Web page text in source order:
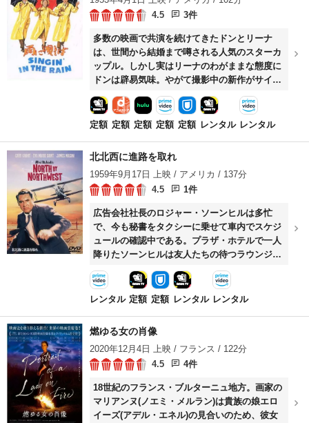
4.5
3件
多数の映画で共演を続けてきたドンとリーナ
は、世間から結婚まで噂される人気のスターカ
ップル。しかし実はリーナのわがままな態度に
ドンは辟易気味。やがて撮影中の新作がサイレ
ントからトーキーへと製作方針を変え、ドンは
声質がよくないリーナに代わって、知り合った
ばかりであるコーラスガール、キャシーに歌の
が、意地悪なリーナはその手柄を独り占めしよ
うとする。
定額 定額 定額 定額 定額 レンタル レンタル
北北西に進路を取れ
1959年9月17日 上映 / アメリカ / 137分
4.5
1件
広告会社社長のロジャー・ソーンヒルは多忙
で、今も秘書をタクシーに乗せて車内でスケジ
ュールの確認中である。プラザ・ホテルで一人
降りたソーンヒルは友人たちの待つラウンジへ
向う。酒を飲む前に電報を打つ用事を思い出し
たソーンヒルはボーイに向って手を挙げるが、
その手と”お客様のジョージ・カプラン様”の呼
人知れず車に乗せる。それはNYからラシュモア
山までの苦難の道のりの始まりであった。
レンタル 定額 定額 レンタル レンタル
燃ゆる女の肖像
2020年12月4日 上映 / フランス / 122分
4.5
4件
18世紀のフランス・ブルターニュ地方。画家の
マリアンヌ(ノエミ・メルラン)は貴族の娘エロ
イーズ(アデル・エネル)の見合いのため、彼女